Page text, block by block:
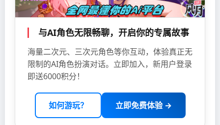
与AI角色无限畅聊，开启你的专属故事
海量二次元、三次元角色等你互动，体验真正无
限制的AI角色扮演对话。立即加入，新用户登录
即送6000积分！
如何游玩？ 立即免费体验 →